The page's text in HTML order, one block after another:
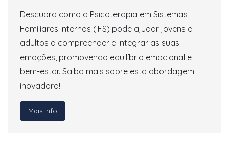
Descubra como a Psicoterapia em Sistemas
Familiares Internos (IFS) pode ajudar jovens e
adultos a compreender e integrar as suas
emoções, promovendo equilíbrio emocional e
bem-estar. Saiba mais sobre esta abordagem
inovadora!
Mais Info